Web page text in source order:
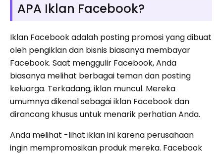
APA Iklan Facebook?
Iklan Facebook adalah posting promosi yang dibuat
oleh pengiklan dan bisnis biasanya membayar
Facebook. Saat menggulir Facebook, Anda
biasanya melihat berbagai teman dan posting
keluarga. Terkadang, iklan muncul. Mereka
umumnya dikenal sebagai iklan Facebook dan
dirancang khusus untuk menarik perhatian Anda.
Anda melihat -lihat iklan ini karena perusahaan
ingin mempromosikan produk mereka. Facebook